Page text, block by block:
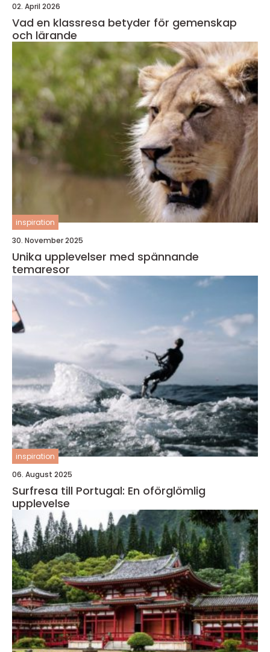
02. April 2026
Vad en klassresa betyder för gemenskap
och lärande
inspiration
30. November 2025
Unika upplevelser med spännande
temaresor
inspiration
06. August 2025
Surfresa till Portugal: En oförglömlig
upplevelse